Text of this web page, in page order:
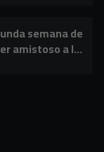
semana de
amistoso a la